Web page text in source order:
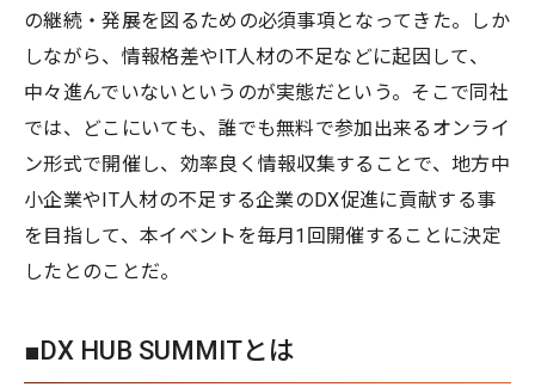
の継続・発展を図るための必須事項となってきた。しか
しながら、情報格差やIT人材の不足などに起因して、
中々進んでいないというのが実態だという。そこで同社
では、どこにいても、誰でも無料で参加出来るオンライ
ン形式で開催し、効率良く情報収集することで、地方中
小企業やIT人材の不足する企業のDX促進に貢献する事
を目指して、本イベントを毎月1回開催することに決定
したとのことだ。
■DX HUB SUMMITとは